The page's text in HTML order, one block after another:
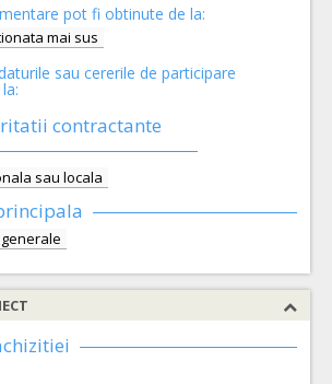
pot fi obtinute de la:
mai sus
sau cererile de participare
contractante
sau locala